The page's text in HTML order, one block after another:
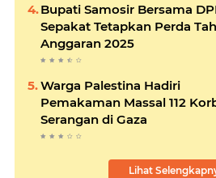
Bupati Samosir Bersama
Sepakat Tetapkan Perda
Anggaran 2025
Warga Palestina Hadiri
Pemakaman Massal 112
Serangan di Gaza
Lihat